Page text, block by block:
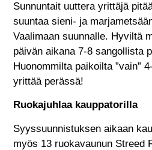
Sunnuntait uuttera yrittäjä
suuntaa sieni- ja
Vaalimaan suunnalle. Hyviltä
päivän aikana 7-8 sangollista
Huonommilta paikoilta ”vain”
yrittää perässä!
Ruokajuhlaa kauppatorilla
Syyssuunnistuksen aikaan
myös 13 ruokavaunun Streed